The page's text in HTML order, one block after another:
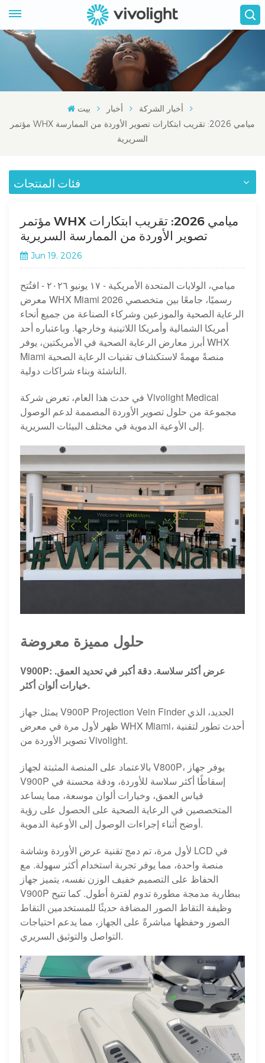
بيت أخبار
أخبار الشركة
مؤتمر WHX ميامي 2026: تقريب ابتكارات تصوير الأوردة من الممارسة
السريرية
فئات المنتجات
مؤتمر WHX ميامي 2026: تقريب ابتكارات
تصوير الأوردة من الممارسة السريرية
Jun 19, 2026
ميامي، الولايات المتحدة الأمريكية - ١٧ يونيو ٢٠٢٦ - افتُتح
معرض WHX Miami 2026 رسميًا، جامعًا بين متخصصي
الرعاية الصحية والموزعين وشركاء الصناعة من جميع أنحاء
أمريكا الشمالية وأمريكا اللاتينية وخارجها. وباعتباره أحد
أبرز معارض الرعاية الصحية في الأمريكتين، يوفر WHX
Miami منصةً مهمةً لاستكشاف تقنيات الرعاية الصحية
الناشئة وبناء شراكات دولية.
في حدث هذا العام، تعرض شركة Vivolight Medical
مجموعة من حلول تصوير الأوردة المصممة لدعم الوصول
إلى الأوعية الدموية في مختلف البيئات السريرية.
حلول مميزة معروضة
V900P: عرض أكثر سلاسة. دقة أكبر في تحديد العمق.
خيارات ألوان أكثر.
يمثل جهاز V900P Projection Vein Finder الجديد، الذي
ظهر لأول مرة في معرض WHX Miami، أحدث تطور لتقنية
تصوير الأوردة من Vivolight.
بالاعتماد على المنصة المثبتة لجهاز V800P، يوفر جهاز
V900P إسقاطًا أكثر سلاسة للأوردة، ودقة محسنة في
قياس العمق، وخيارات ألوان موسعة، مما يساعد
المتخصصين في الرعاية الصحية على الحصول على رؤية
أوضح أثناء إجراءات الوصول إلى الأوعية الدموية.
لأول مرة، تم دمج تقنية عرض الأوردة وشاشة LCD في
منصة واحدة، مما يوفر تجربة استخدام أكثر سهولة. مع
الحفاظ على التصميم خفيف الوزن نفسه، يتميز جهاز
V900P ببطارية مدمجة مطورة تدوم لفترة أطول. كما تتيح
وظيفة التقاط الصور المضافة حديثًا للمستخدمين التقاط
الصور وحفظها مباشرةً على الجهاز، مما يدعم احتياجات
التواصل والتوثيق السريري.